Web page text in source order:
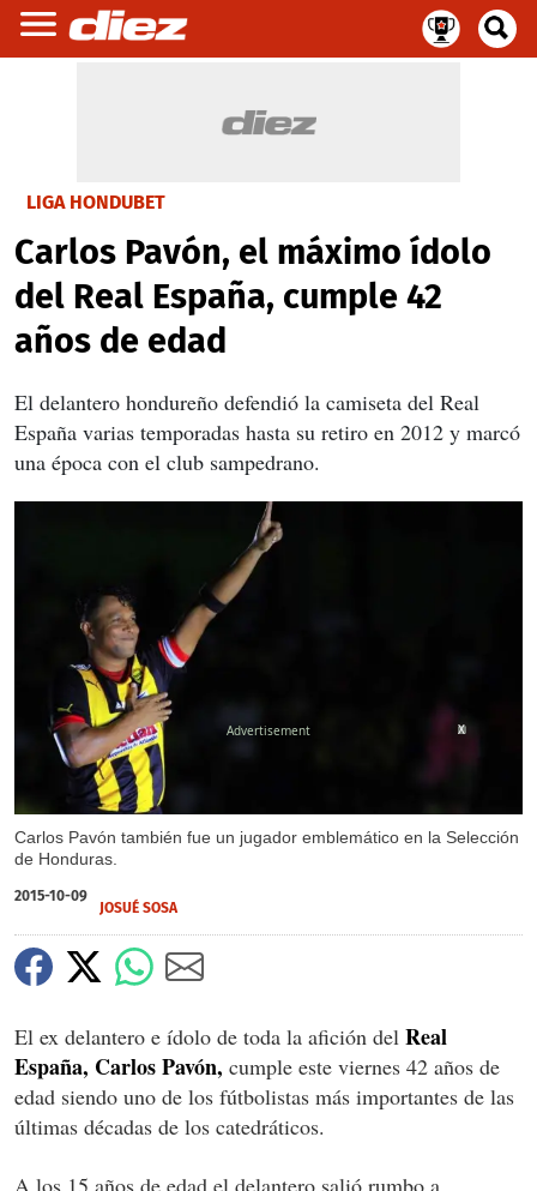
LIGA HONDUBET
Carlos Pavón, el máximo ídolo
del Real España, cumple 42
años de edad
El delantero hondureño defendió la camiseta del Real
España varias temporadas hasta su retiro en 2012 y marcó
una época con el club sampedrano.
Carlos Pavón también fue un jugador emblemático en la Selección
de Honduras.
X
2015-10-09
JOSUÉ SOSA
El ex delantero e ídolo de toda la afición del Real
España, Carlos Pavón, cumple este viernes 42 años de
edad siendo uno de los fútbolistas más importantes de las
últimas décadas de los catedráticos.
A los 15 años de edad el delantero salió rumbo a